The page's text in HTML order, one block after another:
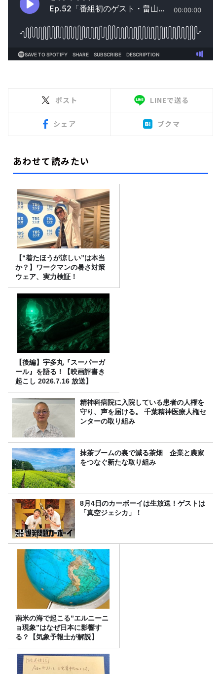
ポスト LINEで送る
シェア ブクマ
あわせて読みたい
【“着たほうが涼しい”は本当
か？】ワークマンの暑さ対策
ウェア、実力検証！
【後編】宇多丸『スーパーガ
ール』を語る！【映画評書き
起こし 2026.7.16 放送】
精神科病院に入院している患者の人権を
守り、声を届ける。 千葉精神医療人権セ
ンターの取り組み
抹茶ブームの裏で減る茶畑 企業と農家
をつなぐ新たな取り組み
8月4日のカーボーイは生放送！ゲストは
「真空ジェシカ」！
南米の海で起こる”エルニーニ
ョ現象”はなぜ日本に影響す
る？【気象予報士が解説】